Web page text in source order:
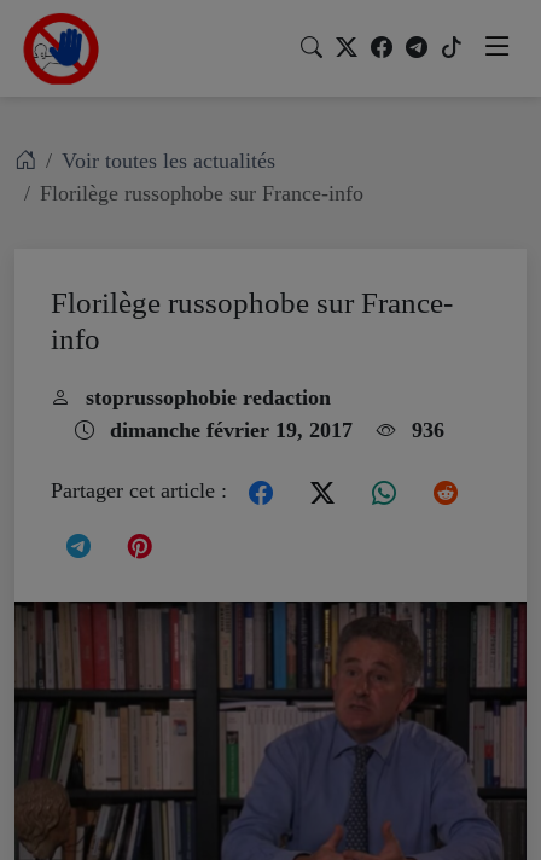
Voir toutes les actualités
Florilège russophobe sur France-info
Florilège russophobe sur France-
info
stoprussophobie redaction
dimanche février 19, 2017
936
Partager cet article :